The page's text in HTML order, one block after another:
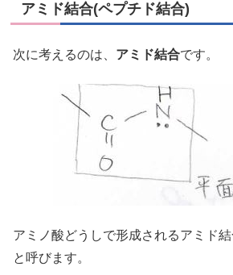
アミド結合(ペプチド結合)
次に考えるのは、 アミド結合です。
アミノ酸どうしで形成されるアミド結
と呼びます。